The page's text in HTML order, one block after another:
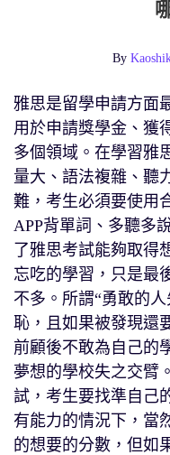
By
雅思是留學申請方面
用於申請獎學金、獲
多個領域。在學習雅
量大、語法複雜、聽
難，考生必須要使用
APP背單詞、多聽多
了雅思考試能夠取得
忘吃的學習，只是最
不多。所謂“勇敢的
恥，且如果被發現還
前顧後不敢為自己的
夢想的學校失之交臂
試，考生要找準自己
有能力的情況下，當
的想要的分數，但如